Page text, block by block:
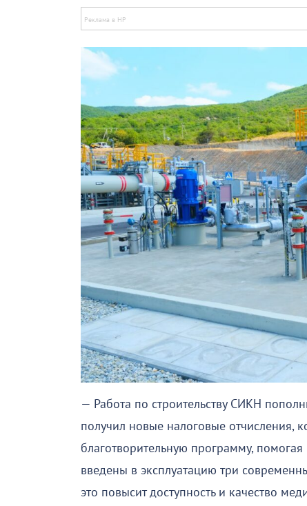
— Работа по строительству СИКН
получил новые налоговые отчисления,
благотворительную программу,
введены в эксплуатацию три
это повысит доступность и качество